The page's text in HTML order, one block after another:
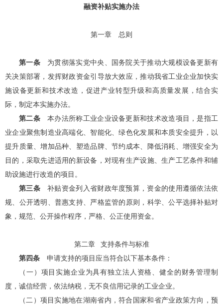
融资补贴实施办法
第一章 总则
第一条
为贯彻落实党中央、国务院关于推动大规模设备更新有
关决策部署，发挥财政资金引导放大效应，推动我省工业企业加快实
施设备更新和技术改造，促进产业转型升级和高质量发展，结合实
际，制定本实施办法。
第二条
本办法所称工业企业设备更新和技术改造项目，是指工
业企业聚焦制造业高端化、智能化、绿色化发展和本质安全提升，以
提升质量、增加品种、塑造品牌、节约成本、降低消耗、增强安全为
目的，采取先进适用的新设备，对现有生产设施、生产工艺条件和辅
助设施进行改造的项目。
第三条
补贴资金列入省财政年度预算，资金的使用遵循依法依
规、公开透明、普惠支持、严格监管的原则，科学、公平选择补贴对
象，规范、公开操作程序，严格、公正使用资金。
第二章
支持条件与标准
第四条
申请支持的项目应当符合以下基本条件：
（一） 项目实施企业为具有独立法人资格、健全的财务管理制
度，诚信经营，依法纳税，无不良信用记录的工业企业。
（二） 项目实施地在湖南省内，符合国家和省产业政策方向，预